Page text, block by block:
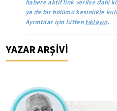
habere aktif link verilse dahi
ya da bir bölümü kesinlikle
Ayrıntılar için lütfentıklayın.
YAZAR ARŞİVİ